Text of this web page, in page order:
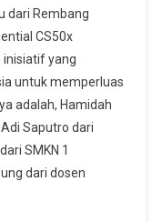
Guru
Rembang
Berguru
Ke
Dosen
Harvard
University
dari Rembang
CS50x
inisiatif yang
untuk memperluas
adalah, Hamidah
Saputro dari
SMKN 1
dari dosen